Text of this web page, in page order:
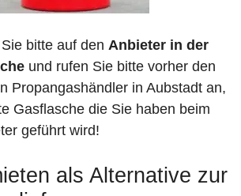
bitte auf den Anbieter in der
und rufen Sie bitte vorher den
Propangashändler in Aubstadt an,
Gasflasche die Sie haben beim
geführt wird!
als Alternative zur